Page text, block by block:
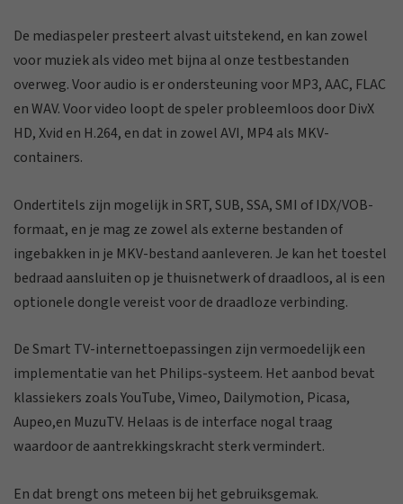
De mediaspeler presteert alvast uitstekend, en kan zowel
voor muziek als video met bijna al onze testbestanden
overweg. Voor audio is er ondersteuning voor MP3, AAC, FLAC
en WAV. Voor video loopt de speler probleemloos door DivX
HD, Xvid en H.264, en dat in zowel AVI, MP4 als MKV-
containers.
Ondertitels zijn mogelijk in SRT, SUB, SSA, SMI of IDX/VOB-
formaat, en je mag ze zowel als externe bestanden of
ingebakken in je MKV-bestand aanleveren. Je kan het toestel
bedraad aansluiten op je thuisnetwerk of draadloos, al is een
optionele dongle vereist voor de draadloze verbinding.
De Smart TV-internettoepassingen zijn vermoedelijk een
implementatie van het Philips-systeem. Het aanbod bevat
klassiekers zoals YouTube, Vimeo, Dailymotion, Picasa,
Aupeo,en MuzuTV. Helaas is de interface nogal traag
waardoor de aantrekkingskracht sterk vermindert.
En dat brengt ons meteen bij het gebruiksgemak.